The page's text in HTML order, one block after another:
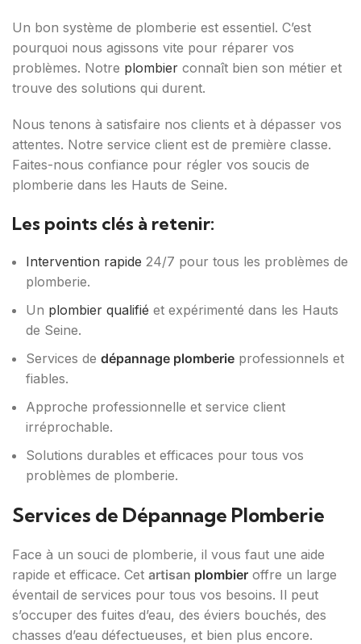
Un bon système de plomberie est essentiel. C’est
pourquoi nous agissons vite pour réparer vos
problèmes. Notre plombier connaît bien son métier et
trouve des solutions qui durent.
Nous tenons à satisfaire nos clients et à dépasser vos
attentes. Notre service client est de première classe.
Faites-nous confiance pour régler vos soucis de
plomberie dans les Hauts de Seine.
Les points clés à retenir:
Intervention rapide 24/7 pour tous les problèmes de
plomberie.
Un plombier qualifié et expérimenté dans les Hauts
de Seine.
Services de dépannage plomberie professionnels et
fiables.
Approche professionnelle et service client
irréprochable.
Solutions durables et efficaces pour tous vos
problèmes de plomberie.
Services de Dépannage Plomberie
Face à un souci de plomberie, il vous faut une aide
rapide et efficace. Cet artisan plombier offre un large
éventail de services pour tous vos besoins. Il peut
s’occuper des fuites d’eau, des éviers bouchés, des
chasses d’eau défectueuses, et bien plus encore.